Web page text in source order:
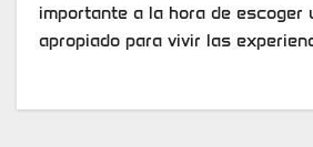
importante a la hora de escoger
apropiado para vivir las